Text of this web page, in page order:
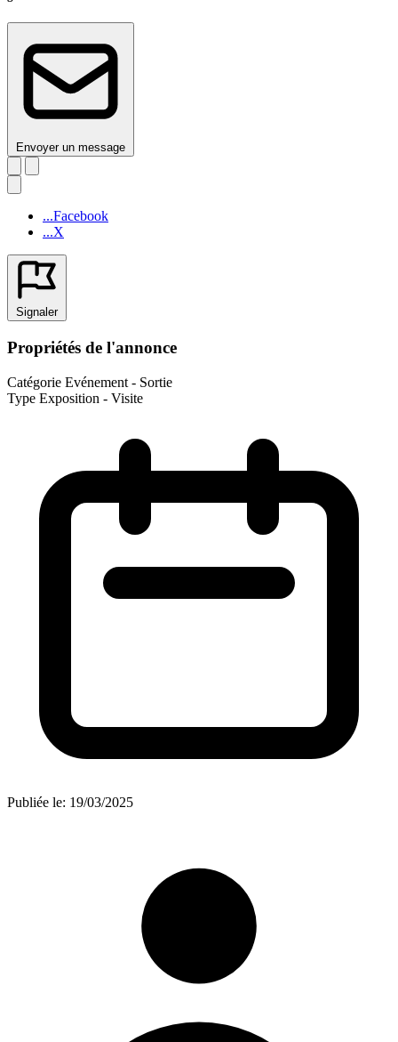
Envoyer un message
...Facebook
...X
Signaler
Propriétés de l'annonce
Catégorie Evénement - Sortie
Type Exposition - Visite
Publiée le: 19/03/2025